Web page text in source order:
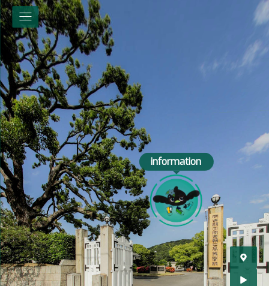
information